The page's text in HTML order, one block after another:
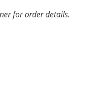
for order details.